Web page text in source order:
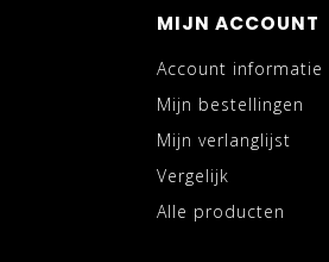
MIJN ACCOUNT
Account informatie
Mijn bestellingen
Mijn verlanglijst
Vergelijk
Alle producten